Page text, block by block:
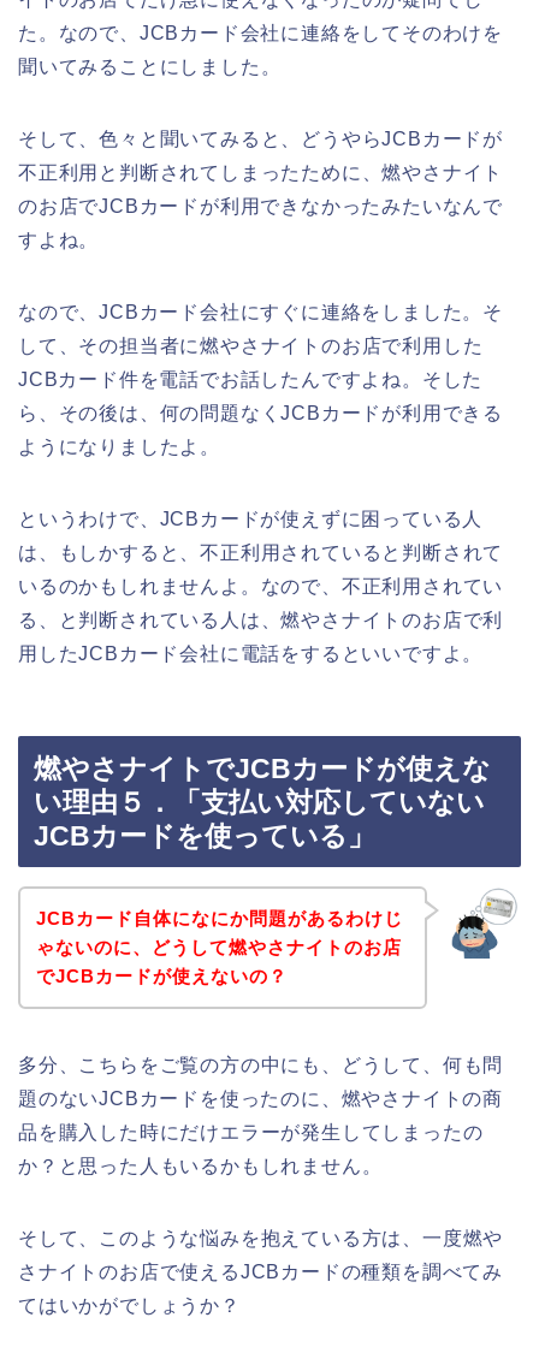
た。なので、JCBカード会社に連絡をしてそのわけを
聞いてみることにしました。
そして、色々と聞いてみると、どうやらJCBカードが
不正利用と判断されてしまったために、燃やさナイト
のお店でJCBカードが利用できなかったみたいなんで
すよね。
なので、JCBカード会社にすぐに連絡をしました。そ
して、その担当者に燃やさナイトのお店で利用した
JCBカード件を電話でお話したんですよね。そした
ら、その後は、何の問題なくJCBカードが利用できる
ようになりましたよ。
というわけで、JCBカードが使えずに困っている人
は、もしかすると、不正利用されていると判断されて
いるのかもしれませんよ。なので、不正利用されてい
る、と判断されている人は、燃やさナイトのお店で利
用したJCBカード会社に電話をするといいですよ。
燃やさナイトでJCBカードが使えな
い理由５．「支払い対応していない
JCBカードを使っている」
JCBカード自体になにか問題があるわけじ
ゃないのに、どうして燃やさナイトのお店
でJCBカードが使えないの？
多分、こちらをご覧の方の中にも、どうして、何も問
題のないJCBカードを使ったのに、燃やさナイトの商
品を購入した時にだけエラーが発生してしまったの
か？と思った人もいるかもしれません。
そして、このような悩みを抱えている方は、一度燃や
さナイトのお店で使えるJCBカードの種類を調べてみ
てはいかがでしょうか？